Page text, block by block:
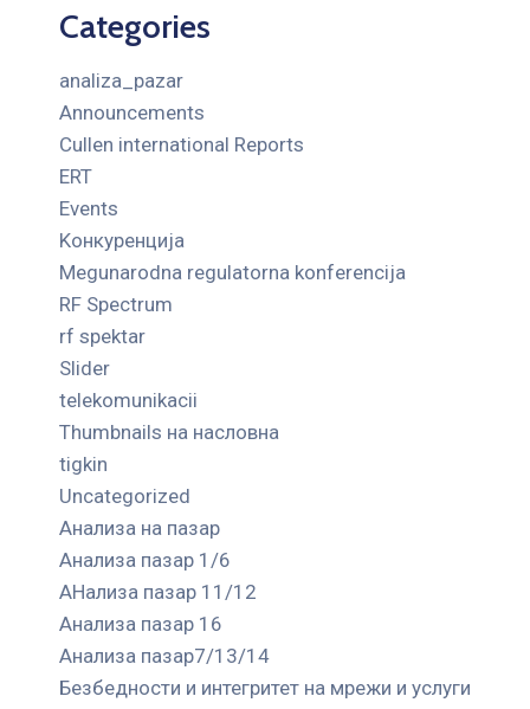
Categories
analiza_pazar
Announcements
Cullen international Reports
ERT
Events
Kонкуренција
Megunarodna regulatorna konferencija
RF Spectrum
rf spektar
Slider
telekomunikacii
Thumbnails на насловна
tigkin
Uncategorized
Анализа на пазар
Анализа пазар 1/6
АНализа пазар 11/12
Анализа пазар 16
Анализа пазар7/13/14
Безбедности и интегритет на мрежи и услуги